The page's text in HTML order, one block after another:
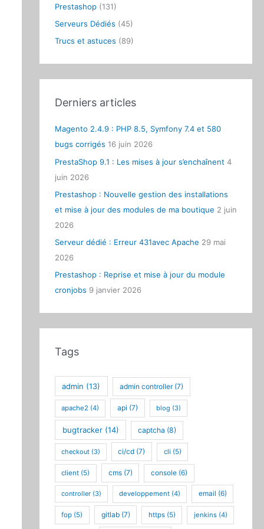
:
Prestashop(131)
Serveurs Dédiés (45)
Trucs et astuces (89)
Derniers articles
Magento 2.4.9 : PHP 8.5, Symfony 7.4 et 580
bugs corrigés 16 juin 2026
PrestaShop 9.1 : Les mises à jour s’enchaînent 4
juin 2026
Prestashop : Nouvelle gestion des installations
et mise à jour des modules de ma boutique 2 juin
2026
Serveur dédié : Erreur 431avec Apache 29 mai
2026
Prestashop : Reprise et mise à jour du module
cronjobs 9 janvier 2026
Tags
admin (13) admin controller(7)
apache2 (4) api (7) blog (3)
bugtracker(14) captcha (8)
checkout(3) ci/cd (7) cli (5)
client (5) cms(7) console (6)
controller(3) developpement(4) email (6)
fop (5) gitlab(7) https(5) jenkins(4)